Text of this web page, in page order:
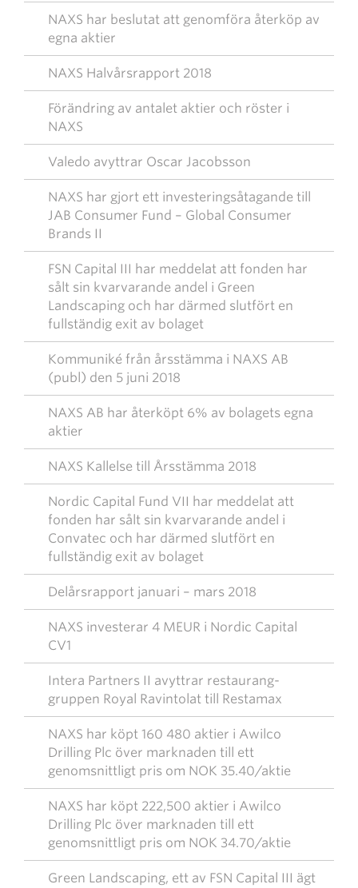
NAXS har beslutat att genomföra återköp av
egna aktier
NAXS Halvårsrapport 2018
Förändring av antalet aktier och röster i
NAXS
Valedo avyttrar Oscar Jacobsson
NAXS har gjort ett investeringsåtagande till
JAB Consumer Fund – Global Consumer
Brands II
FSN Capital III har meddelat att fonden har
sålt sin kvarvarande andel i Green
Landscaping och har därmed slutfört en
fullständig exit av bolaget
Kommuniké från årsstämma i NAXS AB
(publ) den 5 juni 2018
NAXS AB har återköpt 6% av bolagets egna
aktier
NAXS Kallelse till Årsstämma 2018
Nordic Capital Fund VII har meddelat att
fonden har sålt sin kvarvarande andel i
Convatec och har därmed slutfört en
fullständig exit av bolaget
Delårsrapport januari – mars 2018
NAXS investerar 4 MEUR i Nordic Capital
CV1
Intera Partners II avyttrar restaurang-
gruppen Royal Ravintolat till Restamax
NAXS har köpt 160 480 aktier i Awilco
Drilling Plc över marknaden till ett
genomsnittligt pris om NOK 35.40/aktie
NAXS har köpt 222,500 aktier i Awilco
Drilling Plc över marknaden till ett
genomsnittligt pris om NOK 34.70/aktie
Green Landscaping, ett av FSN Capital III ägt